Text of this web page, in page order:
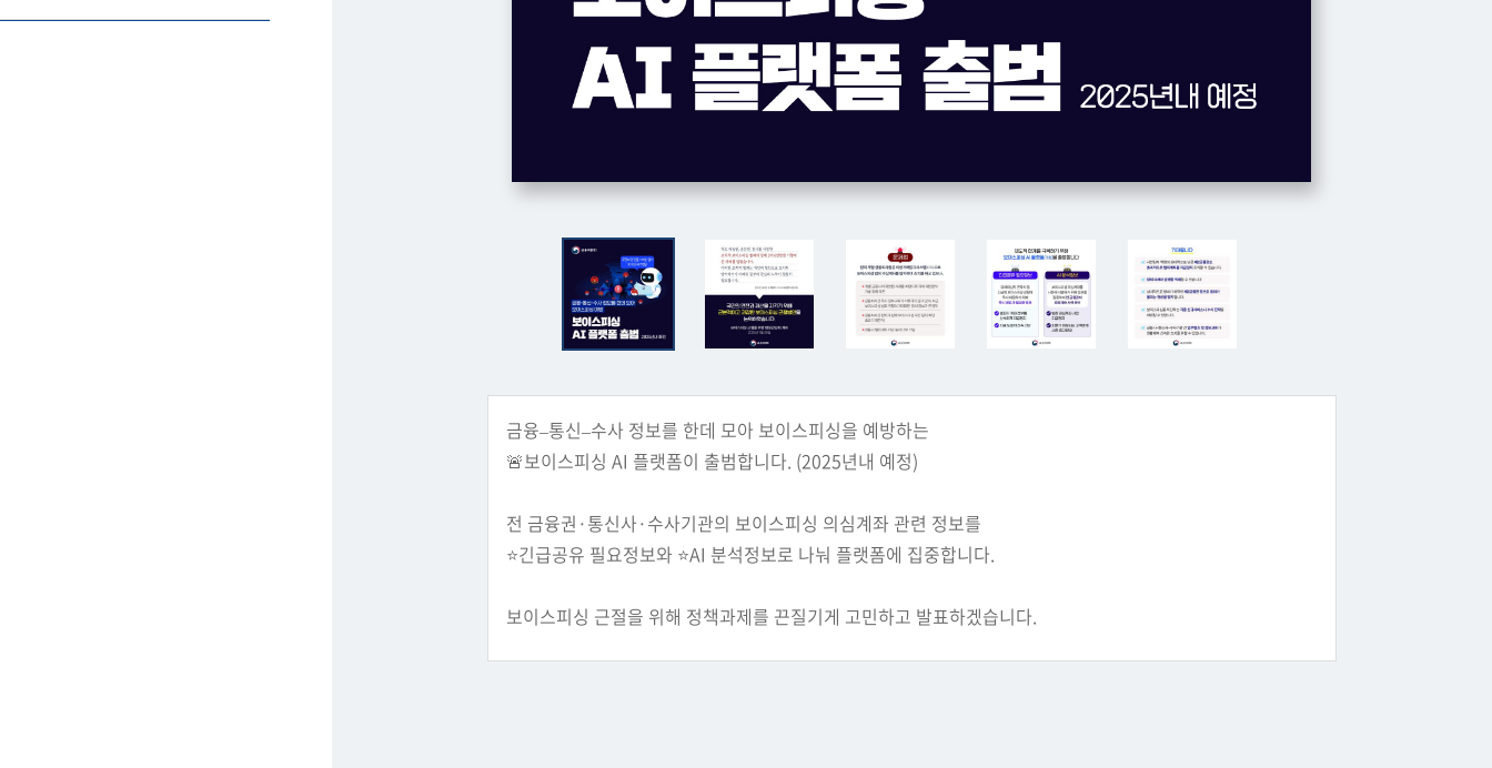
금융–통신–수사 정보를 한데 모아 보이스피싱을 예방하는
🚨보이스피싱 AI 플랫폼이 출범합니다. (2025년내 예정)
전 금융권·통신사·수사기관의 보이스피싱 의심계좌 관련 정보를
⭐긴급공유 필요정보와 ⭐AI 분석정보로 나눠 플랫폼에 집중합니다.
보이스피싱 근절을 위해 정책과제를 끈질기게 고민하고 발표하겠습니다.